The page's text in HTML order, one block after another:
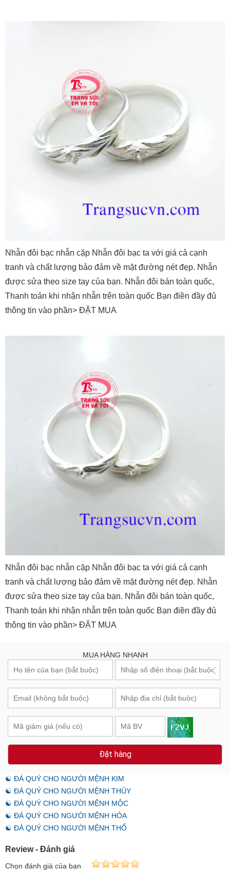
Nhẫn đôi bạc nhẫn cặp Nhẫn đôi bạc ta với giá cả cạnh
tranh và chất lượng bảo đảm về mặt đường nét đẹp. Nhẫn
được sửa theo size tay của bạn. Nhẫn đôi bán toàn quốc,
Thanh toán khi nhận nhẫn trên toàn quốc Bạn điền đầy đủ
thông tin vào phần> ĐẶT MUA
Nhẫn đôi bạc nhẫn cặp Nhẫn đôi bạc ta với giá cả cạnh
tranh và chất lượng bảo đảm về mặt đường nét đẹp. Nhẫn
được sửa theo size tay của bạn. Nhẫn đôi bán toàn quốc,
Thanh toán khi nhận nhẫn trên toàn quốc Bạn điền đầy đủ
thông tin vào phần> ĐẶT MUA
MUA HÀNG NHANH
Đặt hàng
☯ ĐÁ QUÝ CHO NGƯỜI MỆNH KIM
☯ ĐÁ QUÝ CHO NGƯỜI MỆNH THỦY
☯ ĐÁ QUÝ CHO NGƯỜI MỆNH MỘC
☯ ĐÁ QUÝ CHO NGƯỜI MỆNH HỎA
☯ ĐÁ QUÝ CHO NGƯỜI MỆNH THỔ
Review - Đánh giá
Chọn đánh giá của bạn